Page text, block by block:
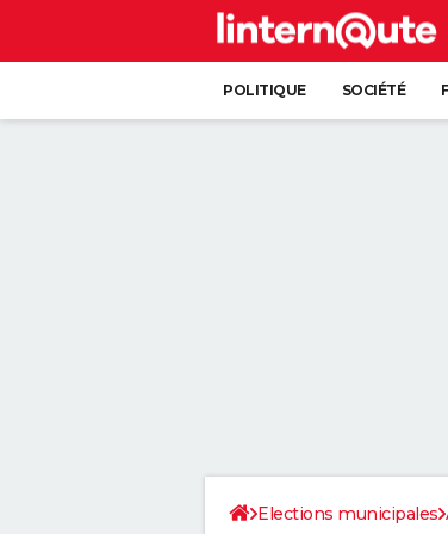
POLITIQUE SOCIÉTÉ
Elections municipales